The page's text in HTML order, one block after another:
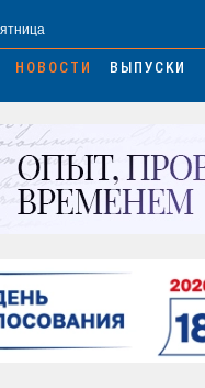
НОВОСТИ ВЫПУСКИ